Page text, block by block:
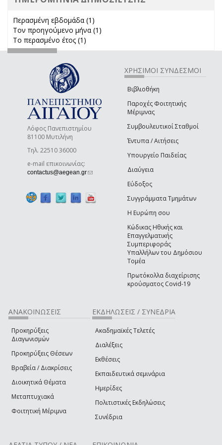
Περασμένη εβδομάδα (1)
Τον προηγούμενο μήνα (1)
Το περασμένο έτος (1)
Λόφος Πανεπιστημίου
81100 Μυτιλήνη
Τηλ. 22510 36000
e-mail επικοινωνίας:
contactus@aegean.gr(link sends e-mail)
ΧΡΗΣΙΜΟΙ ΣΥΝΔΕΣΜΟΙ
Βιβλιοθήκη
Παροχές Φοιτητικής
Μέριμνας
Συμβουλευτικοί Σταθμοί
Έντυπα / Αιτήσεις
Υπουργείο Παιδείας
Διαύγεια
Εύδοξος
Συγγράμματα Τμημάτων
Η Ευρώπη σου
Κώδικας Ηθικής και
Επαγγελματικής
Συμπεριφοράς
Υπαλλήλων του Δημόσιου
Τομέα
Πρωτόκολλα διαχείρισης
κρούσματος Covid-19
ΑΝΑΚΟΙΝΩΣΕΙΣ
Προκηρύξεις
Διαγωνισμών
Προκηρύξεις Θέσεων
Βραβεία / Διακρίσεις
Διοικητικά Θέματα
Μεταπτυχιακά
Φοιτητική Μέριμνα
ΕΚΔΗΛΩΣΕΙΣ / ΣΥΝΕΔΡΙΑ
Ακαδημαϊκές Τελετές
Διαλέξεις
Εκθέσεις
Εκπαιδευτικά σεμινάρια
Ημερίδες
Πολιτιστικές Εκδηλώσεις
Συνέδρια